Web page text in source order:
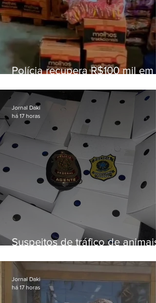
Polícia recupera R$100 mil em
Fluminense
Suspeitos de tráfico de animais
aves
Jornal Daki
há 17 horas
Jornal Daki
há 17 horas